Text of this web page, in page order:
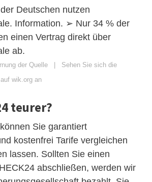
Deutschen nutzen
Information. ➢ Nur 34 % der
einen Vertrag direkt über
ab.
der Quelle | Sehen Sie sich die
wik.org an
teurer?
Sie garantiert
kostenfrei Tarife vergleichen
lassen. Sollten Sie einen
abschließen, werden wir